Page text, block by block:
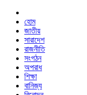
হোম
জাতীয়
সারাদেশ
রাজনীতি
সংগঠন
অপরাধ
শিক্ষা
বানিজ্য